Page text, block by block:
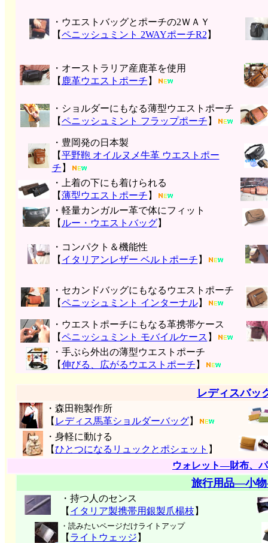
・ウエストバッグとポーチの2ＷＡＹ
【ペニッシュミント 2WAYポーチR2 】
・オーストラリア産鹿革を使用
【 鹿革ウエストポーチ 】
・ショルダーにもなる薄型ウエストポーチ
【ペニッシュミント フラップポーチ 】
・豊岡発の日本製
【平野鞄 オイルヌメ牛革 ウエストポー
チ 】
・上着の下にも着けられる
【薄型ウエストポーチ 】
・軽量カンガルー革で体にフィット
【 ルー・ウエストバッグ】
・コンパクト＆機能性
【 イタリアンレザー ベルトポーチ 】
・セカンドバッグにもなるウエストポーチ
【ペニッシュミント インターナル】
・ウエストポーチにもなる革携帯ケース
【ペニッシュミント モバイルケース 】
・手ぶら外出の薄型ウエストポーチ
【伸びる、広がるウエストポーチ 】
レディスバッ
・森田鞄製作所
【 レディス馬革ショルダーバッグ】
・身軽に動ける
【ひとつになるリュックとポシェット 】
ウォレット―財布、
旅行用品―小
・持つ人のセンス
【 イタリア製携帯用銀製爪楊枝 】
・読みたいページだけライトアップ
【 ライトウェッジ 】